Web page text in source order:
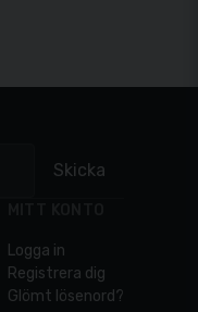
Skicka
Logga in
Registrera dig
Glömt lösenord?